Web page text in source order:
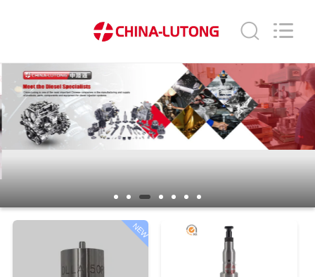
HOGAR
PRODUCTOS
SOBRE
NOSOTROS
VIAJE
NEW